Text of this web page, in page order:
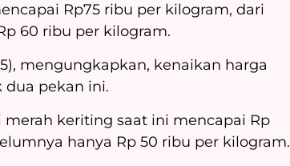
Rp75 ribu per kilogram, dari
60 ribu per kilogram.
mengungkapkan, kenaikan harga
dua pekan ini.
keriting saat ini mencapai Rp
hanya Rp 50 ribu per kilogram.